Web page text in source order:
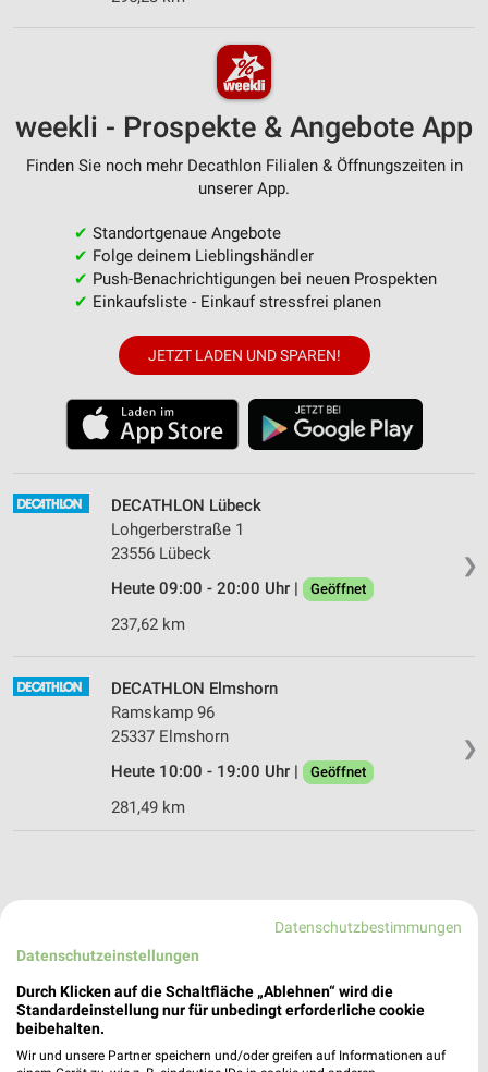
weekli - Prospekte & Angebote App
Finden Sie noch mehr Decathlon Filialen & Öffnungszeiten in
unserer App.
✔ Standortgenaue Angebote
✔ Folge deinem Lieblingshändler
✔ Push-Benachrichtigungen bei neuen Prospekten
✔ Einkaufsliste - Einkauf stressfrei planen
JETZT LADEN UND SPAREN!
❯
DECATHLON Lübeck
Lohgerberstraße 1
23556 Lübeck
Heute 09:00 - 20:00 Uhr |
Geöffnet
237,62 km
❯
DECATHLON Elmshorn
Ramskamp 96
25337 Elmshorn
Heute 10:00 - 19:00 Uhr |
Geöffnet
281,49 km
Datenschutzbestimmungen
Datenschutzeinstellungen
Durch Klicken auf die Schaltfläche „Ablehnen“ wird die
Standardeinstellung nur für unbedingt erforderliche cookie
beibehalten.
Wir und unsere Partner speichern und/oder greifen auf Informationen auf